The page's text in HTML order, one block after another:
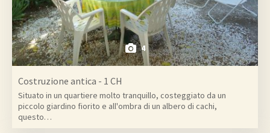
4
Costruzione antica - 1 CH
Situato in un quartiere molto tranquillo, costeggiato da un
piccolo giardino fiorito e all'ombra di un albero di cachi,
questo…